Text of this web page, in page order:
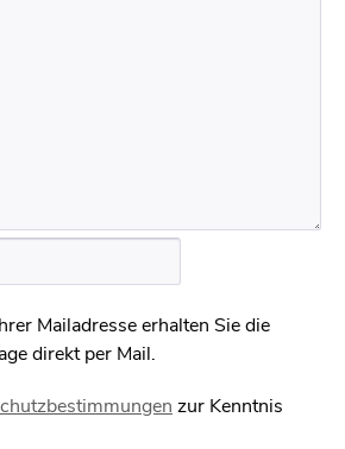
Mailadresse erhalten Sie die
direkt per Mail.
zur Kenntnis